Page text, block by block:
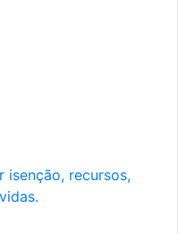
isenção, recursos,